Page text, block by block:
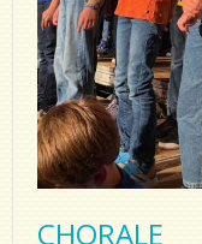
CHORALE